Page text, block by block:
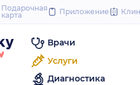
to
Подарочная
карта
Приложение
Врачи
Услуги
Диагностика